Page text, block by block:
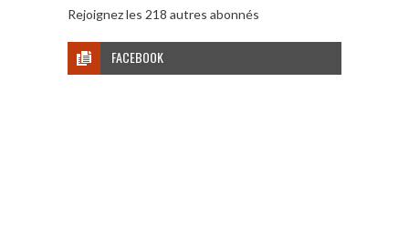
Rejoignez les 218 autres abonnés
FACEBOOK